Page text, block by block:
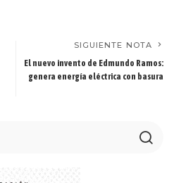
SIGUIENTE NOTA
El nuevo invento de Edmundo Ramos:
genera energía eléctrica con basura